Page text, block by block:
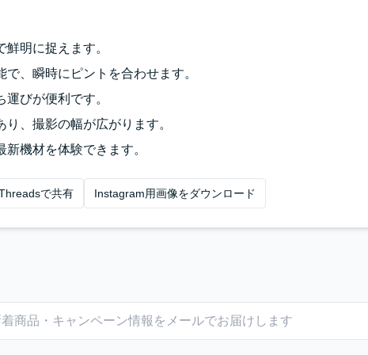
明に捉えます。
、瞬時にピントを合わせます。
びが便利です。
、撮影の幅が広がります。
機材を体験できます。
で共有 Instagram用画像をダウンロード